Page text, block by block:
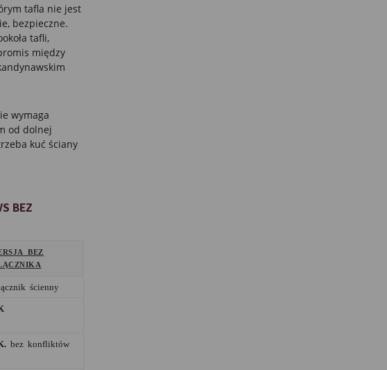
tafla nie jest
bezpieczne.
tafli,
między
wymaga
od dolnej
kuć ściany
BEZ
BEZ
ścienny
bez konfliktów